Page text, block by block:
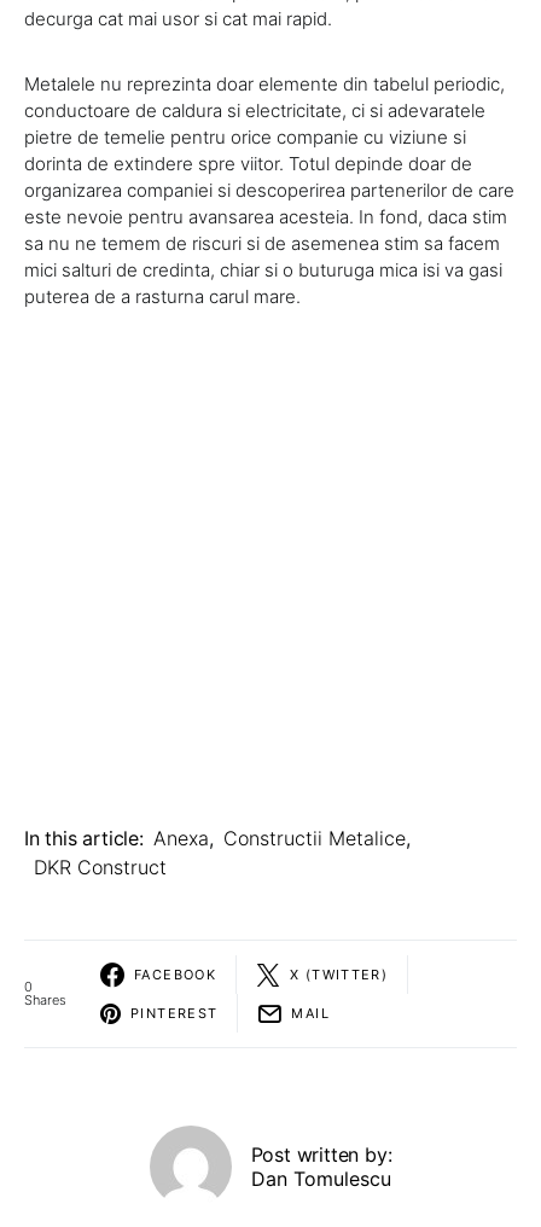
decurga cat mai usor si cat mai rapid.
Metalele nu reprezinta doar elemente din tabelul periodic,
conductoare de caldura si electricitate, ci si adevaratele
pietre de temelie pentru orice companie cu viziune si
dorinta de extindere spre viitor. Totul depinde doar de
organizarea companiei si descoperirea partenerilor de care
este nevoie pentru avansarea acesteia. In fond, daca stim
sa nu ne temem de riscuri si de asemenea stim sa facem
mici salturi de credinta, chiar si o buturuga mica isi va gasi
puterea de a rasturna carul mare.
In this article: Anexa, Constructii Metalice,
DKR Construct
0
Shares
FACEBOOK X (TWITTER)
PINTEREST MAIL
Post written by:
Dan Tomulescu